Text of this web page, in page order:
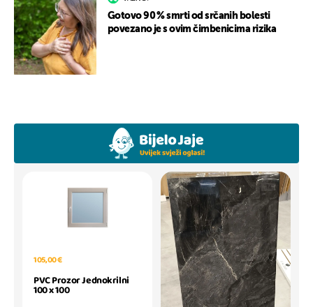
Gotovo 90 % smrti od srčanih bolesti
povezano je s ovim čimbenicima rizika
105,00 €
PVC Prozor Jednokrilni
100 x 100